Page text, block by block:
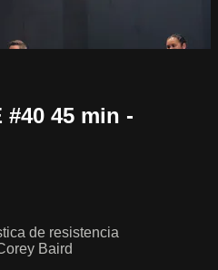
#40 45 min -
de resistencia
Baird